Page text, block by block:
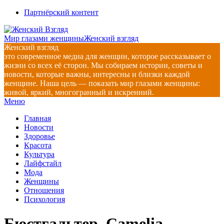
Перейти
содержимому
Партнёрский контент
Мир глазами женщиныЖенский взгляд
Женский взгляд
это современное медиа для женщин, которое рассказывает о
жизни со всех её сторон. Мы собираем истории, советы и
новости, которые важны, интересны и близки каждой
женщине. Наша цель — показать мир глазами женщины:
живой, яркий, многогранный и искренний.
Главное
меню
Меню
Главная
Новости
Здоровье
Красота
Культура
Лайфстайл
Мода
Женщины
Отношения
Психология